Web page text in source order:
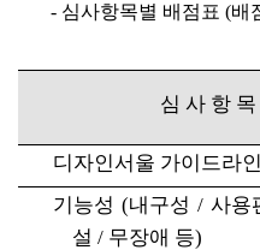
- 심사항목별 배점표 (배
심 사 항 목
디자인서울 가이드라인
기능성 (내구성 / 사용
설 / 무장애 등)